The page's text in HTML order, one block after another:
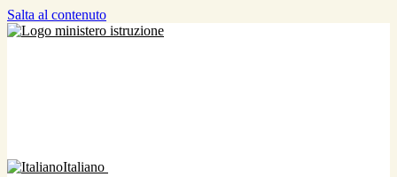
Salta al contenuto
Italiano